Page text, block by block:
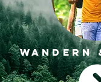
WANDERN